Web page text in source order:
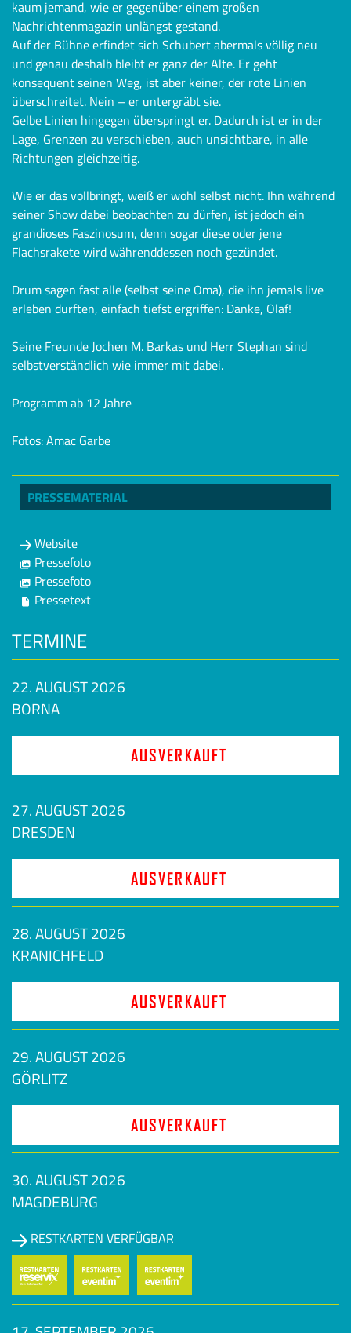
kaum jemand, wie er gegenüber einem großen
Nachrichtenmagazin unlängst gestand.
Auf der Bühne erfindet sich Schubert abermals völlig neu
und genau deshalb bleibt er ganz der Alte. Er geht
konsequent seinen Weg, ist aber keiner, der rote Linien
überschreitet. Nein – er untergräbt sie.
Gelbe Linien hingegen überspringt er. Dadurch ist er in der
Lage, Grenzen zu verschieben, auch unsichtbare, in alle
Richtungen gleichzeitig.
Wie er das vollbringt, weiß er wohl selbst nicht. Ihn während
seiner Show dabei beobachten zu dürfen, ist jedoch ein
grandioses Faszinosum, denn sogar diese oder jene
Flachsrakete wird währenddessen noch gezündet.
Drum sagen fast alle (selbst seine Oma), die ihn jemals live
erleben durften, einfach tiefst ergriffen: Danke, Olaf!
Seine Freunde Jochen M. Barkas und Herr Stephan sind
selbstverständlich wie immer mit dabei.
Programm ab 12 Jahre
Fotos: Amac Garbe
PRESSEMATERIAL
Website
Pressefoto
Pressefoto
Pressetext
TERMINE
22. AUGUST 2026
BORNA
AUSVERKAUFT
27. AUGUST 2026
DRESDEN
AUSVERKAUFT
28. AUGUST 2026
KRANICHFELD
AUSVERKAUFT
29. AUGUST 2026
GÖRLITZ
AUSVERKAUFT
30. AUGUST 2026
MAGDEBURG
RESTKARTEN VERFÜGBAR